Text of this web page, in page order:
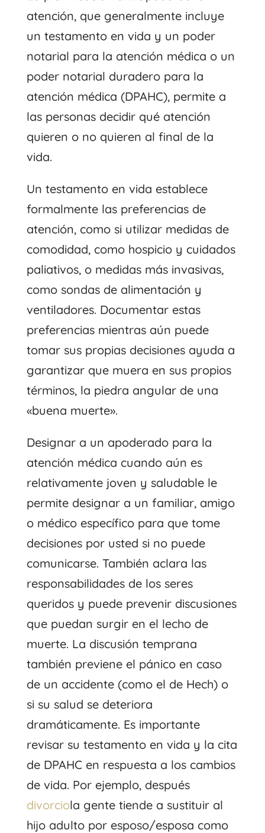
atención, que generalmente incluye
un testamento en vida y un poder
notarial para la atención médica o un
poder notarial duradero para la
atención médica (DPAHC), permite a
las personas decidir qué atención
quieren o no quieren al final de la
vida.
Un testamento en vida establece
formalmente las preferencias de
atención, como si utilizar medidas de
comodidad, como hospicio y cuidados
paliativos, o medidas más invasivas,
como sondas de alimentación y
ventiladores. Documentar estas
preferencias mientras aún puede
tomar sus propias decisiones ayuda a
garantizar que muera en sus propios
términos, la piedra angular de una
«buena muerte».
Designar a un apoderado para la
atención médica cuando aún es
relativamente joven y saludable le
permite designar a un familiar, amigo
o médico específico para que tome
decisiones por usted si no puede
comunicarse. También aclara las
responsabilidades de los seres
queridos y puede prevenir discusiones
que puedan surgir en el lecho de
muerte. La discusión temprana
también previene el pánico en caso
de un accidente (como el de Hech) o
si su salud se deteriora
dramáticamente. Es importante
revisar su testamento en vida y la cita
de DPAHC en respuesta a los cambios
de vida. Por ejemplo, después
divorciola gente tiende a sustituir al
hijo adulto por esposo/esposa como